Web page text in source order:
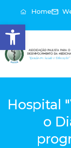
Abrir a barra de
Home
Hospital
o